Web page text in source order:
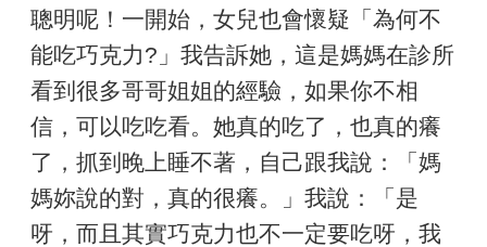
聰明呢！一開始，女兒也會懷疑「為何不
能吃巧克力?」我告訴她，這是媽媽在診所
看到很多哥哥姐姐的經驗，如果你不相
信，可以吃吃看。她真的吃了，也真的癢
了，抓到晚上睡不著，自己跟我說：「媽
媽妳說的對，真的很癢。」我說：「是
呀，而且其實巧克力也不一定要吃呀，我